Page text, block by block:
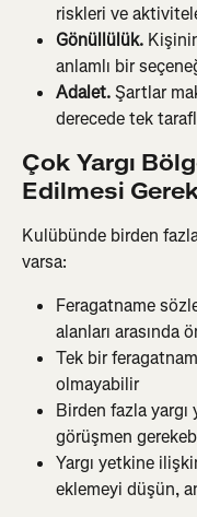
riskleri ve
Gönüllülük.
anlamlı bir
Adalet. Şartlar
derecede tek
Çok Yargı
Edilmesi
Kulübünde birden
varsa:
Feragatname
alanları arasında
Tek bir
olmayabilir
Birden fazla
görüşmen
Yargı yetkine
eklemeyi düşün,